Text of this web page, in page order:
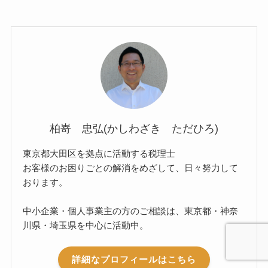
柏嵜 忠弘(かしわざき ただひろ)
東京都大田区を拠点に活動する税理士
お客様のお困りごとの解消をめざして、日々努力して
おります。
中小企業・個人事業主の方のご相談は、東京都・神奈
川県・埼玉県を中心に活動中。
詳細なプロフィールはこちら